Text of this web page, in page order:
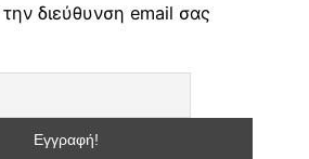
διεύθυνση email σας